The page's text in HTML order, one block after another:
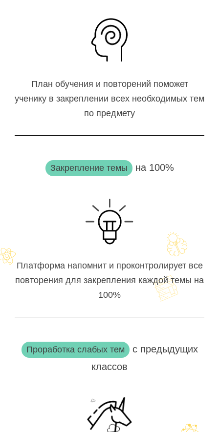
План обучения и повторений поможет
ученику в закреплении всех необходимых тем
по предмету
Закрепление темы на 100%
Платформа напомнит и проконтролирует все
повторения для закрепления каждой темы на
100%
Проработка слабых тем с предыдущих
классов